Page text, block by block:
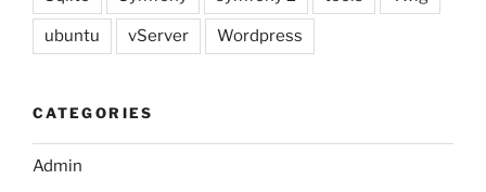
ubuntu vServer Wordpress
CATEGORIES
Admin